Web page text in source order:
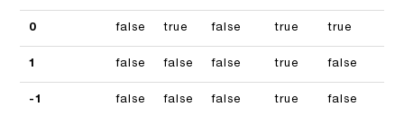
0 false true false true true
1 false false false true false
-1 false false false true false